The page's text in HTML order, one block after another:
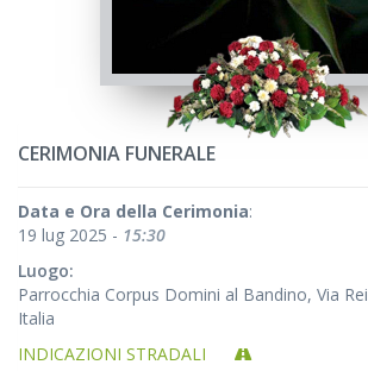
CERIMONIA FUNERALE
Data e Ora della Cerimonia:
19 lug 2025 - 15:30
Luogo:
Parrocchia Corpus Domini al Bandino, Via
Italia
INDICAZIONI STRADALI